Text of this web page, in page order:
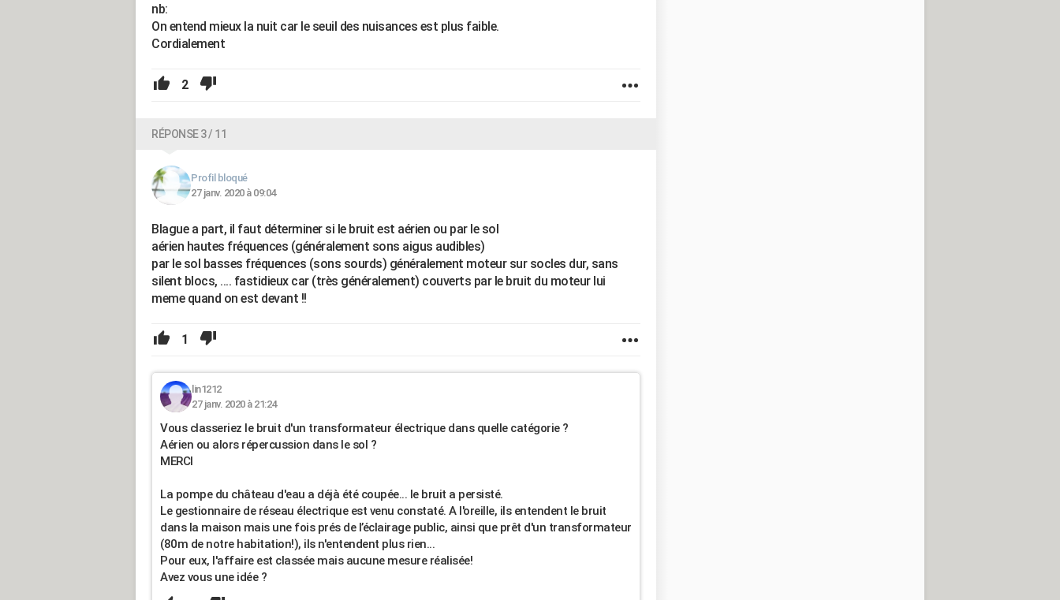
nb:
On entend mieux la nuit car le seuil des nuisances est plus faible.
Cordialement
2
RÉPONSE 3 / 11
Profil bloqué
27 janv. 2020 à 09:04
Blague a part, il faut déterminer si le bruit est aérien ou par le sol
aérien hautes fréquences (généralement sons aigus audibles)
par le sol basses fréquences (sons sourds) généralement moteur sur socles dur, sans
silent blocs, .... fastidieux car (très généralement) couverts par le bruit du moteur lui
meme quand on est devant !!
1
lin1212
27 janv. 2020 à 21:24
Vous classeriez le bruit d'un transformateur électrique dans quelle catégorie ?
Aérien ou alors répercussion dans le sol ?
MERCI
La pompe du château d'eau a déjà été coupée... le bruit a persisté.
Le gestionnaire de réseau électrique est venu constaté. A l'oreille, ils entendent le bruit
dans la maison mais une fois prés de l’éclairage public, ainsi que prêt d'un transformateur
(80m de notre habitation!), ils n'entendent plus rien...
Pour eux, l'affaire est classée mais aucune mesure réalisée!
Avez vous une idée ?